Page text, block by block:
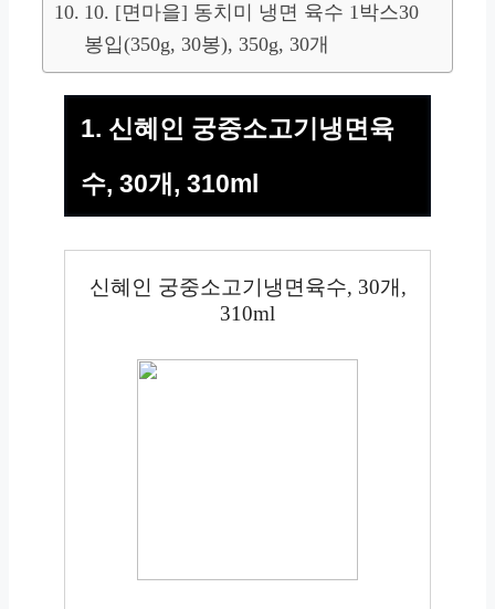
10. [면마을] 동치미 냉면 육수 1박스30
봉입(350g, 30봉), 350g, 30개
1. 신혜인 궁중소고기냉면육
수, 30개, 310ml
신혜인 궁중소고기냉면육수, 30개,
310ml